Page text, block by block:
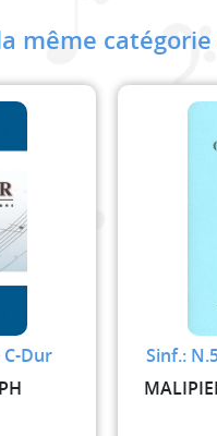
même
Dur
Sinf.: